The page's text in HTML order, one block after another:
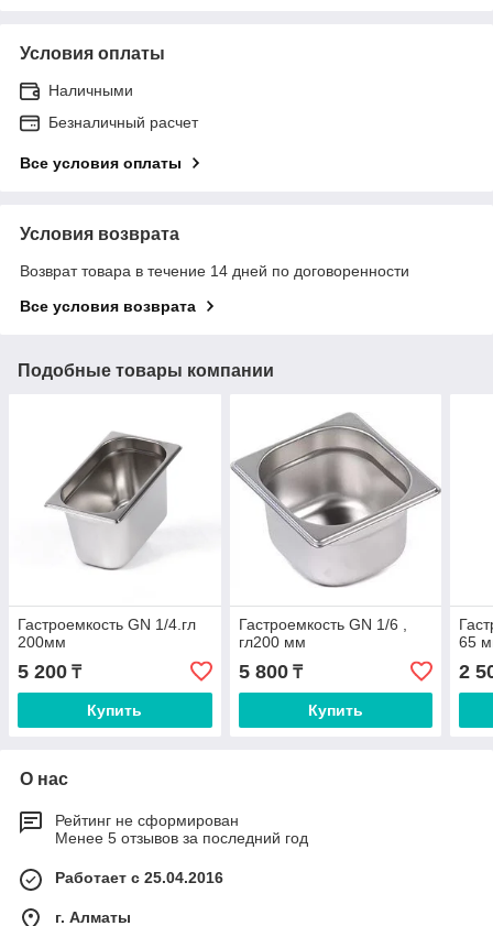
Условия оплаты
Наличными
Безналичный расчет
Все условия оплаты
Условия возврата
Возврат товара в течение 14 дней по договоренности
Все условия возврата
Подобные товары компании
Гастроемкость GN 1/4.гл
200мм
5 200 ₸
Купить
Гастроемкость GN 1/6 ,
гл200 мм
5 800₸
Купить
65
2
О нас
Рейтинг не сформирован
Менее 5 отзывов за последний год
Работает с 25.04.2016
г. Алматы